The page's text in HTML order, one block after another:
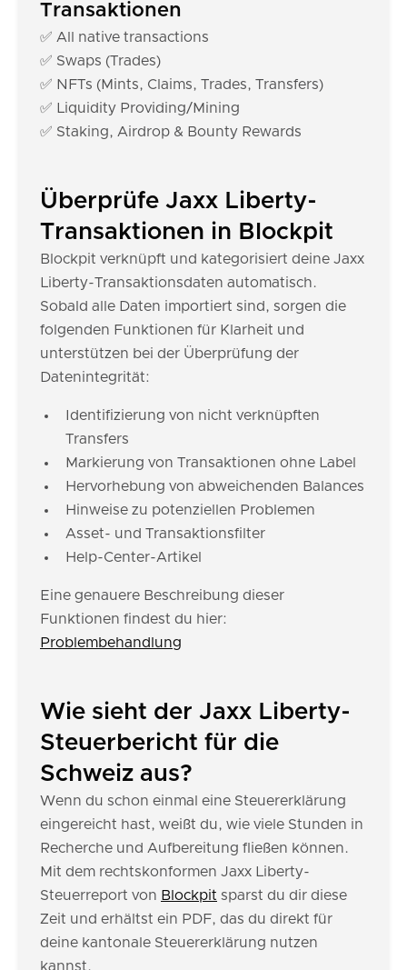
Transaktionen
✅ All native transactions
✅ Swaps (Trades)
✅ NFTs (Mints, Claims, Trades, Transfers)
✅ Liquidity Providing/Mining
✅ Staking, Airdrop & Bounty Rewards
Überprüfe Jaxx Liberty-
Transaktionen in Blockpit
Blockpit verknüpft und kategorisiert deine Jaxx
Liberty-Transaktionsdaten automatisch.
Sobald alle Daten importiert sind, sorgen die
folgenden Funktionen für Klarheit und
unterstützen bei der Überprüfung der
Datenintegrität:
Identifizierung von nicht verknüpften
Transfers
Markierung von Transaktionen ohne Label
Hervorhebung von abweichenden Balances
Hinweise zu potenziellen Problemen
Asset- und Transaktionsfilter
Help-Center-Artikel
Eine genauere Beschreibung dieser
Funktionen findest du hier:
Problembehandlung
Wie sieht der Jaxx Liberty-
Steuerbericht für die
Schweiz aus?
Wenn du schon einmal eine Steuererklärung
eingereicht hast, weißt du, wie viele Stunden in
Recherche und Aufbereitung fließen können.
Mit dem rechtskonformen Jaxx Liberty-
Steuerreport von Blockpit sparst du dir diese
Zeit und erhältst ein PDF, das du direkt für
deine kantonale Steuererklärung nutzen
kannst.